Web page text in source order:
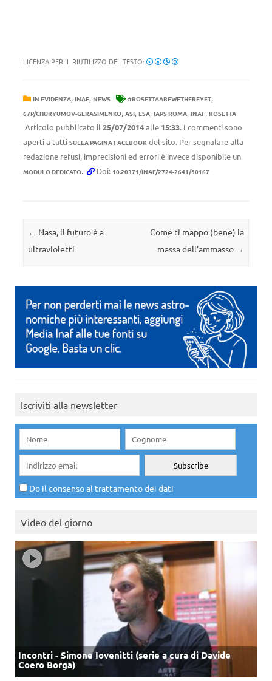
LICENZA PER IL RIUTILIZZO DEL TESTO:
IN EVIDENZA, INAF, NEWS #ROSETTAAREWETHEREYET,
67P/CHURYUMOV-GERASIMENKO, ASI, ESA, IAPS ROMA, INAF, ROSETTA
Articolo pubblicato il 25/07/2014alle 15:33. I commenti sono
aperti a tutti SULLA PAGINA FACEBOOK del sito. Per segnalare alla
redazione refusi, imprecisioni ed errori è invece disponibile un
MODULO DEDICATO. Doi: 10.20371/INAF/2724-2641/50167
Navigazione articolo
← Nasa, il futuro è a
ultravioletti
Come ti mappo (bene) la
massa dell’ammasso →
Iscriviti alla newsletter
Do il consenso al trattamento dei dati
Video del giorno
Incontri - Simone Iovenitti (serie a cura di Davide
Coero Borga)